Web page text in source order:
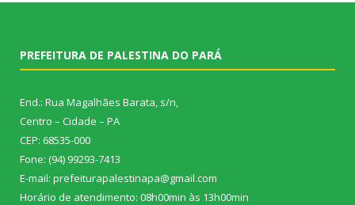
PREFEITURA DE PALESTINA DO PARÁ
End.: Rua Magalhães Barata, s/n,
Centro – Cidade – PA
CEP: 68535-000
Fone: (94) 99293-7413
E-mail: prefeiturapalestinapa@gmail.com
Horário de atendimento: 08h00min às 13h00min